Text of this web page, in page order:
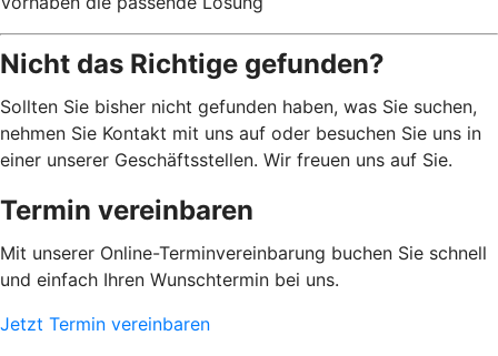
Nicht das Richtige gefunden?
Sollten Sie bisher nicht gefunden haben, was Sie suchen,
nehmen Sie Kontakt mit uns auf oder besuchen Sie uns in
einer unserer Geschäftsstellen. Wir freuen uns auf Sie.
Termin vereinbaren
Mit unserer Online-Terminvereinbarung buchen Sie schnell
und einfach Ihren Wunschtermin bei uns.
Jetzt Termin vereinbaren